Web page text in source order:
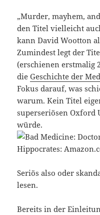
„Murder, mayhem,
den Titel vielleicht
kann David Wootton
Zumindest legt der
(erschienen erstmalig
dieGeschichte der
Fokus darauf, was
warum. Kein Titel
superseriösen Oxford
würde.
Seriös also oder
lesen.
Bereits in der